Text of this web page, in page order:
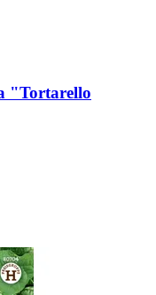
"Tortarello